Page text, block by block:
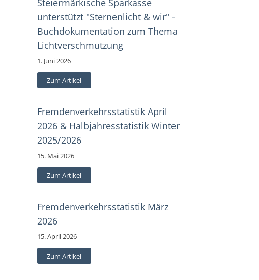
Steiermärkische Sparkasse
unterstützt "Sternenlicht & wir" -
Buchdokumentation zum Thema
Lichtverschmutzung
1. Juni 2026
Zum Artikel
Fremdenverkehrsstatistik April
2026 & Halbjahresstatistik Winter
2025/2026
15. Mai 2026
Zum Artikel
Fremdenverkehrsstatistik März
2026
15. April 2026
Zum Artikel